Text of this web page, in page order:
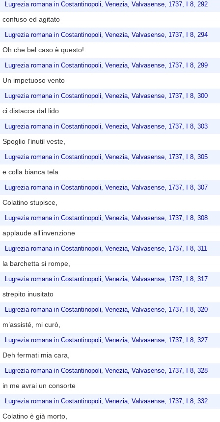
Lugrezia romana in Costantinopoli, Venezia, Valvasense, 1737, I 8, 292
confuso ed agitato
Lugrezia romana in Costantinopoli, Venezia, Valvasense, 1737, I 8, 294
Oh che bel caso è questo!
Lugrezia romana in Costantinopoli, Venezia, Valvasense, 1737, I 8, 299
Un impetuoso vento
Lugrezia romana in Costantinopoli, Venezia, Valvasense, 1737, I 8, 300
ci distacca dal lido
Lugrezia romana in Costantinopoli, Venezia, Valvasense, 1737, I 8, 303
Spoglio l’inutil veste,
Lugrezia romana in Costantinopoli, Venezia, Valvasense, 1737, I 8, 305
e colla bianca tela
Lugrezia romana in Costantinopoli, Venezia, Valvasense, 1737, I 8, 307
Colatino stupisce,
Lugrezia romana in Costantinopoli, Venezia, Valvasense, 1737, I 8, 308
applaude all’invenzione
Lugrezia romana in Costantinopoli, Venezia, Valvasense, 1737, I 8, 311
la barchetta si rompe,
Lugrezia romana in Costantinopoli, Venezia, Valvasense, 1737, I 8, 317
strepito inusitato
Lugrezia romana in Costantinopoli, Venezia, Valvasense, 1737, I 8, 320
m’assisté, mi curò,
Lugrezia romana in Costantinopoli, Venezia, Valvasense, 1737, I 8, 327
Deh fermati mia cara,
Lugrezia romana in Costantinopoli, Venezia, Valvasense, 1737, I 8, 328
in me avrai un consorte
Lugrezia romana in Costantinopoli, Venezia, Valvasense, 1737, I 8, 332
Colatino è già morto,